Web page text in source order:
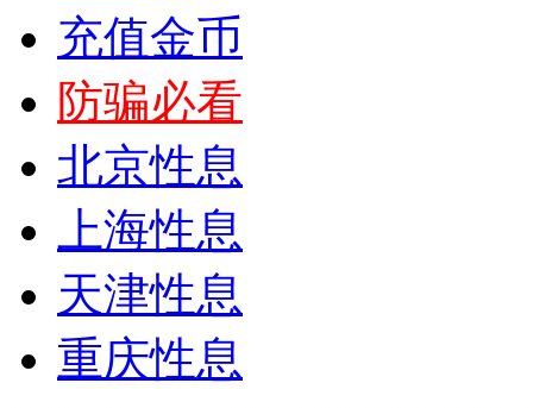
充值金币
防骗必看
北京性息
上海性息
天津性息
重庆性息